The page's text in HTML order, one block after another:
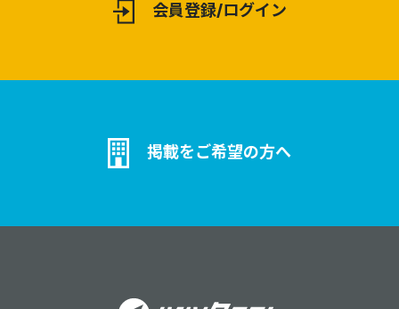
会員登録/ログイン
掲載をご希望の方へ